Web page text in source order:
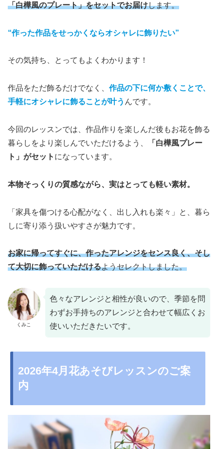
「白樺風のプレート」をセットでお届けします。
“作った作品をせっかくならオシャレに飾りたい”
その気持ち、とってもよくわかります！
作品をただ飾るだけでなく、 作品の下に何か敷くことで、
手軽にオシャレに飾ることが叶う んです。
今回のレッスンでは、作品作りを楽しんだ後もお花を飾る
暮らしをより楽しんでいただけるよう、
「白樺風プレー
ト」がセット になっています。
本物そっくりの質感ながら、実はとっても軽い素材。
「家具を傷つける心配がなく、出し入れも楽々」と、暮ら
しに寄り添う扱いやすさが魅力です。
お家に帰ってすぐに、作ったアレンジをセンス良く、そし
て大切に飾っていただけるようセレクトしました。
くみこ
色々なアレンジと相性が良いので、季節を問
わずお手持ちのアレンジと合わせて幅広くお
使いいただきたいです。
2026年4月花あそびレッスンのご案
内